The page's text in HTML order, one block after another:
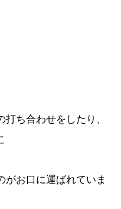
ち合わせをしたり、
がお口に運ばれていま